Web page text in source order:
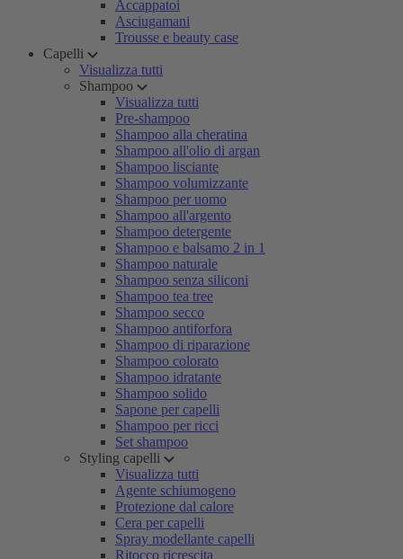
Accappatoi
Asciugamani
Trousse e beauty case
Capelli
Visualizza tutti
Shampoo
Visualizza tutti
Pre-shampoo
Shampoo alla cheratina
Shampoo all'olio di argan
Shampoo lisciante
Shampoo volumizzante
Shampoo per uomo
Shampoo all'argento
Shampoo detergente
Shampoo e balsamo 2 in 1
Shampoo naturale
Shampoo senza siliconi
Shampoo tea tree
Shampoo secco
Shampoo antiforfora
Shampoo di riparazione
Shampoo colorato
Shampoo idratante
Shampoo solido
Sapone per capelli
Shampoo per ricci
Set shampoo
Styling capelli
Visualizza tutti
Agente schiumogeno
Protezione dal calore
Cera per capelli
Spray modellante capelli
Ritocco ricrescita